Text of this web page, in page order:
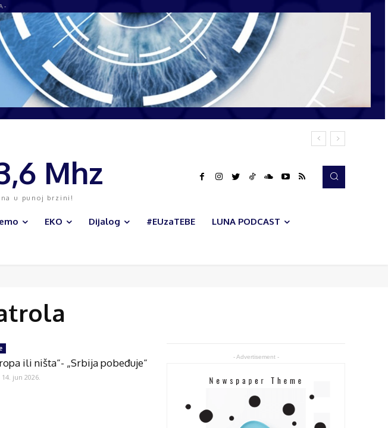
-
lice opštine
Mhz
u punoj brzini!
EKO Dijalog #EUzaTEBE LUNA PODCAST
ili ništa“- „Srbija pobeđuje“
14. jun 2026.
- Advertisement -